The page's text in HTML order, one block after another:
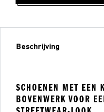
Beschrijving
SCHOENEN MET EEN
BOVENWERK VOOR